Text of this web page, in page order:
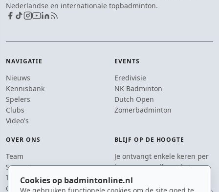
Cookies op badmintonline.nl
Nederlandse en internationale topbadminton.
NAVIGATIE
Nieuws
Kennisbank
Spelers
Clubs
Video's
EVENTS
Eredivisie
NK Badminton
Dutch Open
Zomerbadminton
OVER ONS
Team
Supporters
Tip de redactie
Contact
BLIJF OP DE HOOGTE
Je ontvangt enkele keren per
jaar een e-mail met het
laatste badmintonnieuws.